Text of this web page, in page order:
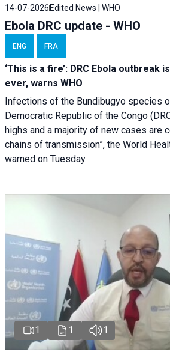
14-07-2026 Edited News | WHO
Ebola DRC update - WHO
ENG FRA
‘This is a fire’: DRC Ebola outbreak
ever, warns WHO
Infections of the Bundibugyo species
Democratic Republic of the Congo
highs and a majority of new cases are
chains of transmission”, the World
warned on Tuesday.
1 1 1